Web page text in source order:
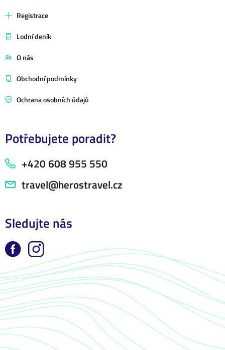
Registrace
Lodní deník
O nás
Obchodní podmínky
Ochrana osobních údajů
Potřebujete poradit?
+420 608 955 550
travel@herostravel.cz
Sledujte nás